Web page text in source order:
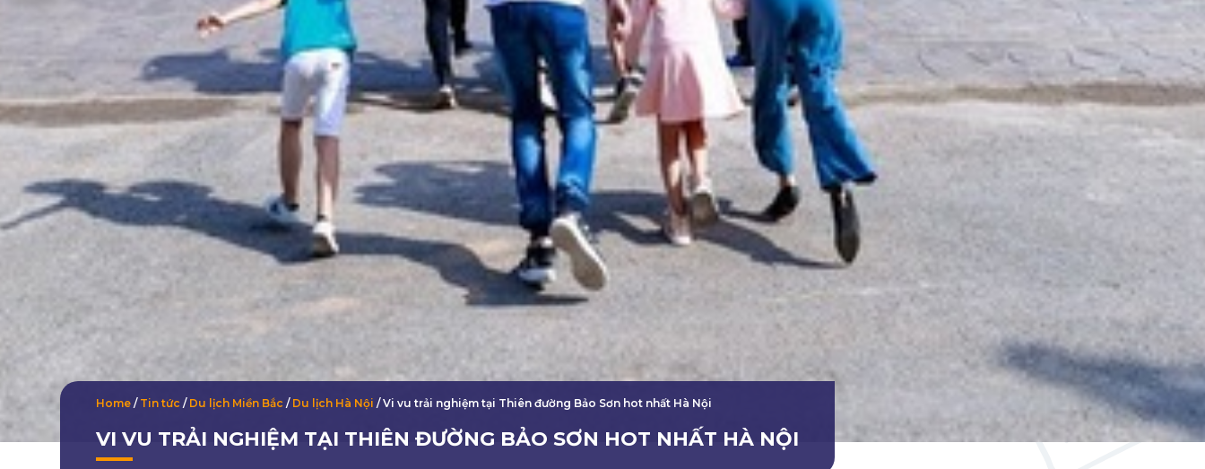
Home / Tin tức / Du lịch Miền Bắc / Du lịch Hà Nội / Vi vu trải nghiệm tại Thiên đường Bảo Sơn hot nhất Hà Nội
VI VU TRẢI NGHIỆM TẠI THIÊN ĐƯỜNG BẢO SƠN HOT NHẤT HÀ NỘI